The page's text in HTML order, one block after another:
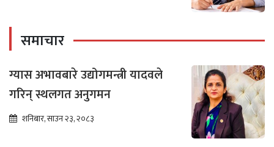
समाचार
ग्यास अभावबारे उद्योगमन्त्री यादवले
गरिन् स्थलगत अनुगमन
शनिबार, साउन २३, २०८३